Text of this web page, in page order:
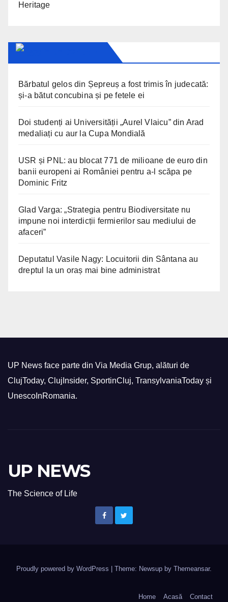
Heritage
Bărbatul gelos din Șepreuș a fost trimis în judecată:
și-a bătut concubina și pe fetele ei
Doi studenți ai Universității „Aurel Vlaicu” din Arad
medaliați cu aur la Cupa Mondială
USR și PNL: au blocat 771 de milioane de euro din
banii europeni ai României pentru a-l scăpa pe
Dominic Fritz
Glad Varga: „Strategia pentru Biodiversitate nu
impune noi interdicții fermierilor sau mediului de
afaceri”
Deputatul Vasile Nagy: Locuitorii din Sântana au
dreptul la un oraș mai bine administrat
UP News face parte din Via Media Grup, alături de
ClujToday, ClujInsider, SportinCluj, TransylvaniaToday și
UnescoInRomania.
UP NEWS
The Science of Life
Proudly powered by WordPress Theme: Newsup by Themeansar.
Home Acasă Contact